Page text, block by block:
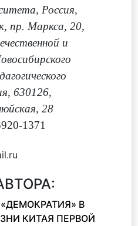
Россия,
пр. Маркса, 20,
и
630126,
28
1371
В
КИТАЯ ПЕРВОЙ